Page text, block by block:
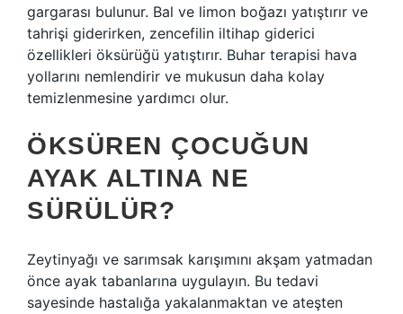
gargarası bulunur. Bal ve limon boğazı yatıştırır ve
tahrişi giderirken, zencefilin iltihap giderici
özellikleri öksürüğü yatıştırır. Buhar terapisi hava
yollarını nemlendirir ve mukusun daha kolay
temizlenmesine yardımcı olur.
ÖKSÜREN ÇOCUĞUN
AYAK ALTINA NE
SÜRÜLÜR?
Zeytinyağı ve sarımsak karışımını akşam yatmadan
önce ayak tabanlarına uygulayın. Bu tedavi
sayesinde hastalığa yakalanmaktan ve ateşten